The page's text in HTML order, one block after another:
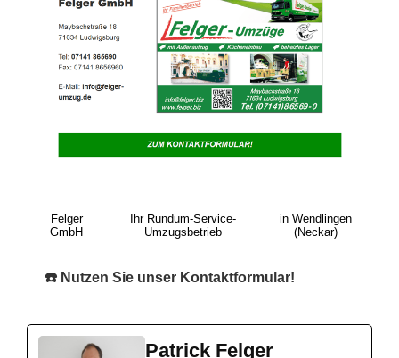
Felger
GmbH
Ihr Rundum-Service-
Umzugsbetrieb
in Wendlingen
(Neckar)
☎️ Nutzen Sie unser Kontaktformular!
Patrick Felger